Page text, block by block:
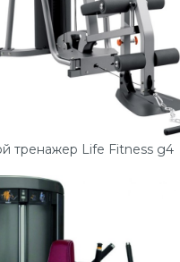
тренажер Life Fitness g4